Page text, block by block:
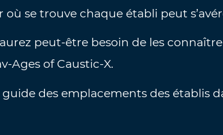
où se trouve chaque établi peut
peut-être besoin de les
Ages of Caustic-X.
des emplacements des établis